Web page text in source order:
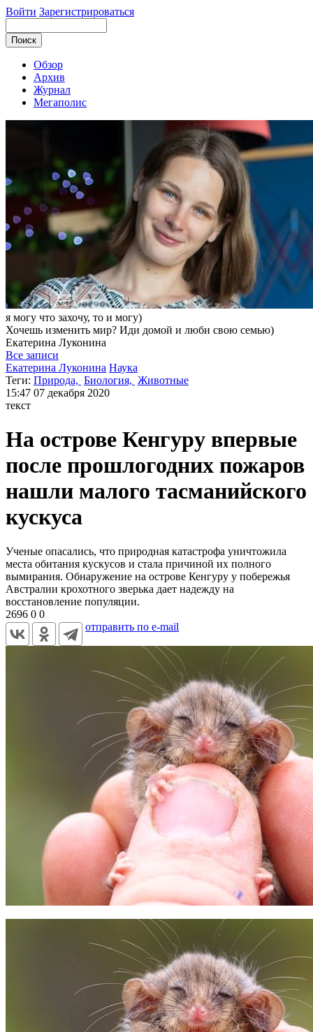
Войти Зарегистрироваться
Обзор
Архив
Журнал
Мегаполис
я могу что захочу, то и могу)
Хочешь изменить мир? Иди домой и люби свою семью)
Екатерина Луконина
Все записи
Екатерина Луконина Наука
Теги: Природа, Биология, Животные
15:47 07 декабря 2020
текст
На острове Кенгуру впервые
после прошлогодних пожаров
нашли малого тасманийского
кускуса
Ученые опасались, что природная катастрофа уничтожила
места обитания кускусов и стала причиной их полного
вымирания. Обнаружение на острове Кенгуру у побережья
Австралии крохотного зверька дает надежду на
восстановление популяции.
2696 0 0
отправить по e-mail